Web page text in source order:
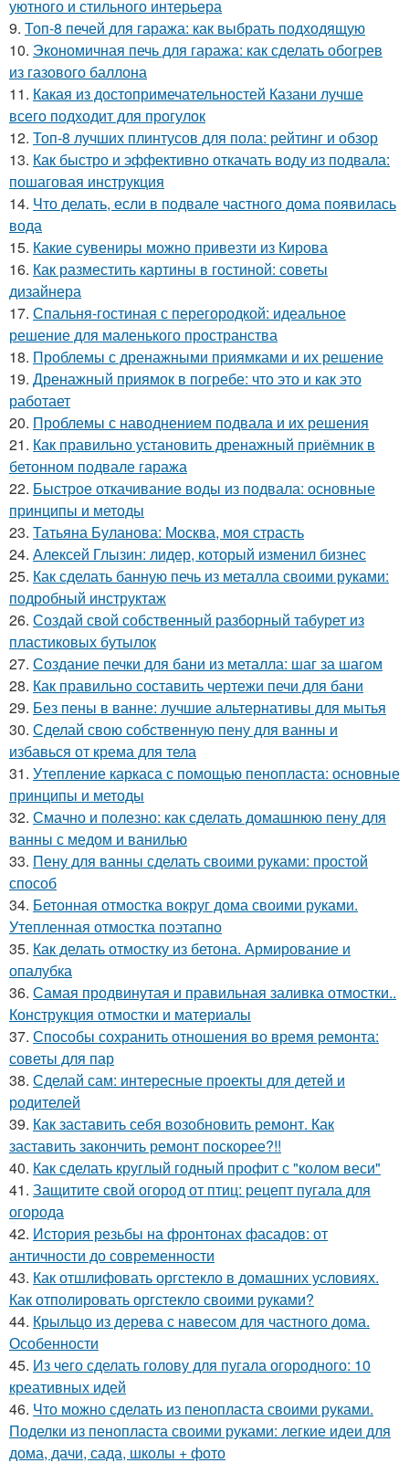
уютного и стильного интерьера
9. Топ-8 печей для гаража: как выбрать подходящую
10. Экономичная печь для гаража: как сделать обогрев
из газового баллона
11. Какая из достопримечательностей Казани лучше
всего подходит для прогулок
12. Топ-8 лучших плинтусов для пола: рейтинг и обзор
13. Как быстро и эффективно откачать воду из подвала:
пошаговая инструкция
14. Что делать, если в подвале частного дома появилась
вода
15. Какие сувениры можно привезти из Кирова
16. Как разместить картины в гостиной: советы
дизайнера
17. Спальня-гостиная с перегородкой: идеальное
решение для маленького пространства
18. Проблемы с дренажными приямками и их решение
19. Дренажный приямок в погребе: что это и как это
работает
20. Проблемы с наводнением подвала и их решения
21. Как правильно установить дренажный приёмник в
бетонном подвале гаража
22. Быстрое откачивание воды из подвала: основные
принципы и методы
23. Татьяна Буланова: Москва, моя страсть
24. Алексей Глызин: лидер, который изменил бизнес
25. Как сделать банную печь из металла своими руками:
подробный инструктаж
26. Создай свой собственный разборный табурет из
пластиковых бутылок
27. Создание печки для бани из металла: шаг за шагом
28. Как правильно составить чертежи печи для бани
29. Без пены в ванне: лучшие альтернативы для мытья
30. Сделай свою собственную пену для ванны и
избавься от крема для тела
31. Утепление каркаса с помощью пенопласта: основные
принципы и методы
32. Смачно и полезно: как сделать домашнюю пену для
ванны с медом и ванилью
33. Пену для ванны сделать своими руками: простой
способ
34. Бетонная отмостка вокруг дома своими руками.
Утепленная отмостка поэтапно
35. Как делать отмостку из бетона. Армирование и
опалубка
36. Самая продвинутая и правильная заливка отмостки..
Конструкция отмостки и материалы
37. Способы сохранить отношения во время ремонта:
советы для пар
38. Сделай сам: интересные проекты для детей и
родителей
39. Как заставить себя возобновить ремонт. Как
заставить закончить ремонт поскорее?!!
40. Как сделать круглый годный профит с "колом веси"
41. Защитите свой огород от птиц: рецепт пугала для
огорода
42. История резьбы на фронтонах фасадов: от
античности до современности
43. Как отшлифовать оргстекло в домашних условиях.
Как отполировать оргстекло своими руками?
44. Крыльцо из дерева с навесом для частного дома.
Особенности
45. Из чего сделать голову для пугала огородного: 10
креативных идей
46. Что можно сделать из пенопласта своими руками.
Поделки из пенопласта своими руками: легкие идеи для
дома, дачи, сада, школы + фото